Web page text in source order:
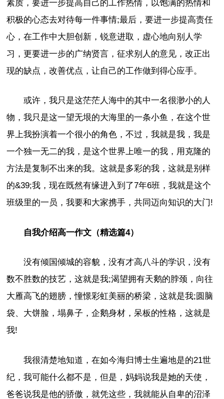
素质，要进一步提高自己的工作热情，以饱满的热情和
积极的心态去对待每一件事情;最后，要进一步提高责任
心，在工作中大胆创新，锐意进取，虚心地向别人学
习，更要进一步的广纳贤言，征求别人的意见，改正出
现的缺点，改善优点，让自己的工作做到得心应手。
或许，我只是这茫茫人海中的其中一名很渺小的人
物，我只是这一望无垠的大海里的一条小鱼，在这个世
界上我扮演着一个很小的角色，不过，我就是我，我是
一个独一无二的我，是这个世界上唯一的我，用克隆的
方法是复制不出来的我。这就是多彩的我，这就是别样
的&39;我，现在既然有缘进入到了7年6班，我就是这个
班级里的一员，我要和大家携手，共同迈向知识的大门!
自我介绍高一作文（精选篇4）
没有倾国倾城的容貌，没有才高八斗的学识，没有
数不胜数的技艺，这就是我;渴望拥有天鹅的脖颈，向往
大雁高飞的翅膀，憧憬彩虹美丽的桥梁，这就是我;圆脑
袋、大饼脸，塌鼻子，企鹅身材，呆板的性格，这就是
我!
我很清楚地知道，在如今海归博士生遍地是的21世
纪，我可能什么都不是，但是，妈妈说我是她的天使，
爸爸说我是他的骄傲，就凭这些，我就能从自卑的沼泽